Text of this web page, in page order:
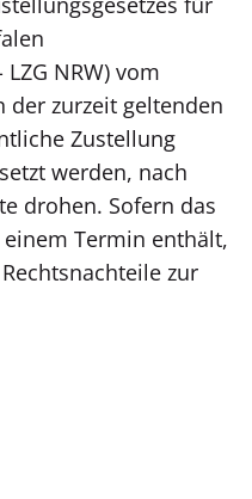
NRW) vom
der zurzeit geltenden
Zustellung
werden, nach
drohen. Sofern das
Termin enthält,
zur